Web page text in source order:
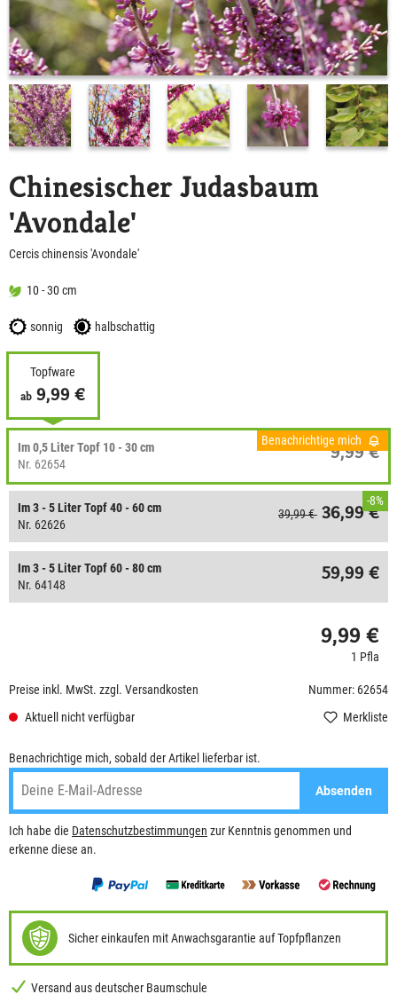
Chinesischer Judasbaum
'Avondale'
Cercis chinensis 'Avondale'
10 - 30 cm
sonnig halbschattig
Topfware
ab 9,99 €
Benachrichtige mich
Im 0,5 Liter Topf 10 - 30 cm
Nr. 62654
9,99 €
-8%
Im 3 - 5 Liter Topf 40 - 60 cm
Nr. 62626
39,99 € 36,99 €
Im 3 - 5 Liter Topf 60 - 80 cm
Nr. 64148
59,99 €
9,99 €
1 Pfla
Preise inkl. MwSt. zzgl. Versandkosten
Nummer: 62654
Aktuell nicht verfügbar
Merkliste
Benachrichtige mich, sobald der Artikel lieferbar ist.
Absenden
Ich habe die Datenschutzbestimmungen zur Kenntnis genommen und
erkenne diese an.
Sicher einkaufen mit Anwachsgarantie auf Topfpflanzen
Versand aus deutscher Baumschule